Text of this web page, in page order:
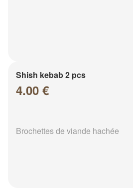
Shish kebab 2 pcs
4.00 €
Brochettes de viande hachée